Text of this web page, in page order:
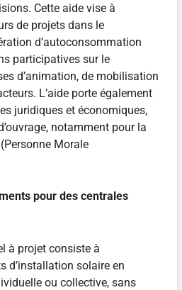
Cette aide vise à
de projets dans le
d’autoconsommation
participatives sur le
d’animation, de mobilisation
L’aide porte également
juridiques et économiques,
notamment pour la
Morale
pour des centrales
à projet consiste à
d’installation solaire en
ou collective, sans